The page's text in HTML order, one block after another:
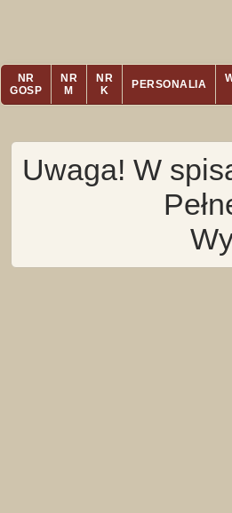
NR
GOSP
NR
M
NR
K
PERSONALIA
Uwaga! W